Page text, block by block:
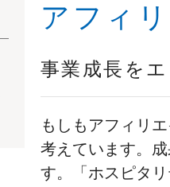
アフィ
事業成長を
もしもアフィリ
考えています。
す。「ホスピタ